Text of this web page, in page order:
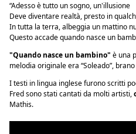
“Adesso è tutto un sogno, un'illusione
Deve diventare realtà, presto in
In tutta la terra, albeggia un mattino
Questo accade quando nasce un
"Quando nasce un bambino" è una
melodia originale era “Soleado”,
I testi in lingua inglese furono scritti
Fred sono stati cantati da molti artisti,
Mathis.